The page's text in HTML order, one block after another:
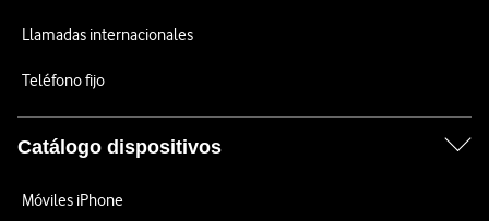
Llamadas internacionales
Teléfono fijo
Catálogo dispositivos
Móviles iPhone